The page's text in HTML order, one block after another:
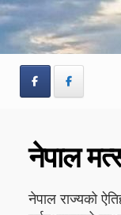
Skip
to
navigation
Skip
to
content
नेपाल
नेपाल राज्यको